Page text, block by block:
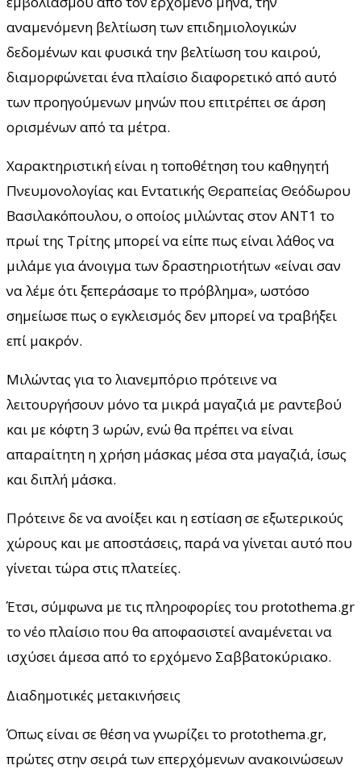
αναμενόμενη βελτίωση των επιδημιολογικών
δεδομένων και φυσικά την βελτίωση του καιρού,
διαμορφώνεται ένα πλαίσιο διαφορετικό από αυτό
των προηγούμενων μηνών που επιτρέπει σε άρση
ορισμένων από τα μέτρα.
Χαρακτηριστική είναι η τοποθέτηση του καθηγητή
Πνευμονολογίας και Εντατικής Θεραπείας Θεόδωρου
Βασιλακόπουλου, ο οποίος μιλώντας στον ΑΝΤ1 το
πρωί της Τρίτης μπορεί να είπε πως είναι λάθος να
μιλάμε για άνοιγμα των δραστηριοτήτων «είναι σαν
να λέμε ότι ξεπεράσαμε το πρόβλημα», ωστόσο
σημείωσε πως ο εγκλεισμός δεν μπορεί να τραβήξει
επί μακρόν.
Μιλώντας για το λιανεμπόριο πρότεινε να
λειτουργήσουν μόνο τα μικρά μαγαζιά με ραντεβού
και με κόφτη 3 ωρών, ενώ θα πρέπει να είναι
απαραίτητη η χρήση μάσκας μέσα στα μαγαζιά, ίσως
και διπλή μάσκα.
Πρότεινε δε να ανοίξει και η εστίαση σε εξωτερικούς
χώρους και με αποστάσεις, παρά να γίνεται αυτό που
γίνεται τώρα στις πλατείες.
Έτσι, σύμφωνα με τις πληροφορίες του protothema.gr
το νέο πλαίσιο που θα αποφασιστεί αναμένεται να
ισχύσει άμεσα από το ερχόμενο Σαββατοκύριακο.
Διαδημοτικές μετακινήσεις
Όπως είναι σε θέση να γνωρίζει το protothema.gr,
πρώτες στην σειρά των επερχόμενων ανακοινώσεων